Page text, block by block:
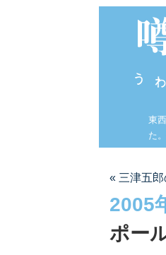
東
た
« 三津五郎
2005
ポー